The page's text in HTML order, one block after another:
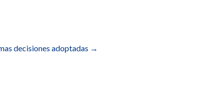
decisiones adoptadas →